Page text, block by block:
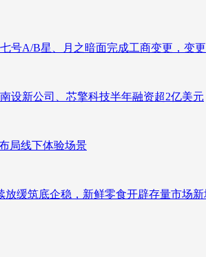
号A/B星、月之暗面完成工商变更，变
设新公司、芯擎科技半年融资超2亿美元
局线下体验场景
缓筑底企稳，新鲜零食开辟存量市场